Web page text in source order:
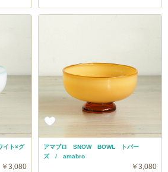
ト×グ
￥3,080
アマブロ SNOW BOWL トパー
ズ / amabro
￥3,080